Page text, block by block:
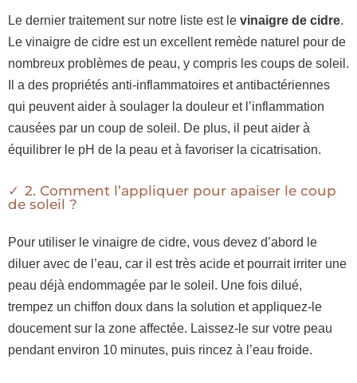
Le dernier traitement sur notre liste est le vinaigre de cidre.
Le vinaigre de cidre est un excellent remède naturel pour de
nombreux problèmes de peau, y compris les coups de soleil.
Il a des propriétés anti-inflammatoires et antibactériennes
qui peuvent aider à soulager la douleur et l’inflammation
causées par un coup de soleil. De plus, il peut aider à
équilibrer le pH de la peau et à favoriser la cicatrisation.
2. Comment l’appliquer pour apaiser le coup
de soleil ?
Pour utiliser le vinaigre de cidre, vous devez d’abord le
diluer avec de l’eau, car il est très acide et pourrait irriter une
peau déjà endommagée par le soleil. Une fois dilué,
trempez un chiffon doux dans la solution et appliquez-le
doucement sur la zone affectée. Laissez-le sur votre peau
pendant environ 10 minutes, puis rincez à l’eau froide.